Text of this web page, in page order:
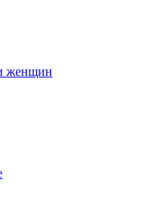
женщин